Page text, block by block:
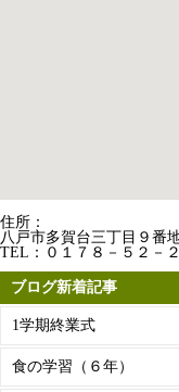
住所：
八戸市多賀台三丁目９番
TEL： ０１７８－５２－
ブログ新着記事
1学期終業式
食の学習（６年）